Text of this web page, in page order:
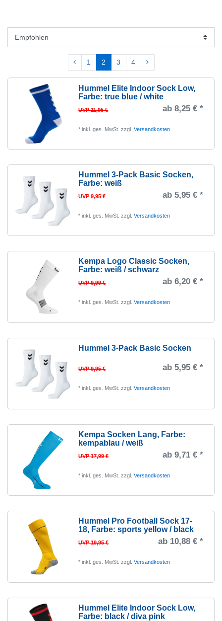
1 2 3 4
Hummel Elite Indoor Sock Low,
Farbe: true blue / white
UVP 11,95 € ab 8,25 € *
*inkl. ges. MwSt. zzgl.Versandkosten
Hummel 3-Pack Basic Socken,
Farbe: weiß
UVP 9,95 € ab 5,95 € *
*inkl. ges. MwSt. zzgl.Versandkosten
Kempa Logo Classic Socken,
Farbe: weiß / schwarz
UVP 9,99 € ab 6,20 € *
*inkl. ges. MwSt. zzgl.Versandkosten
Hummel 3-Pack Basic Socken
UVP 9,95 € ab 5,95 € *
*inkl. ges. MwSt. zzgl.Versandkosten
Kempa Socken Lang, Farbe:
kempablau / weiß
UVP 17,99 € ab 9,71 € *
*inkl. ges. MwSt. zzgl.Versandkosten
Hummel Pro Football Sock 17-
18, Farbe: sports yellow / black
UVP 19,95 € ab 10,88 € *
*inkl. ges. MwSt. zzgl.Versandkosten
Hummel Elite Indoor Sock Low,
Farbe: black / diva pink